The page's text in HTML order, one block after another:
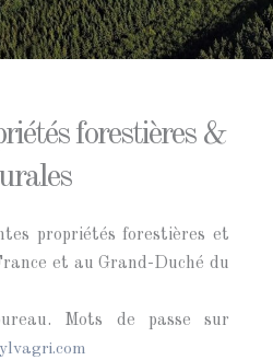
forestières &
propriétés forestières et
et au Grand-Duché du
Mots de passe sur